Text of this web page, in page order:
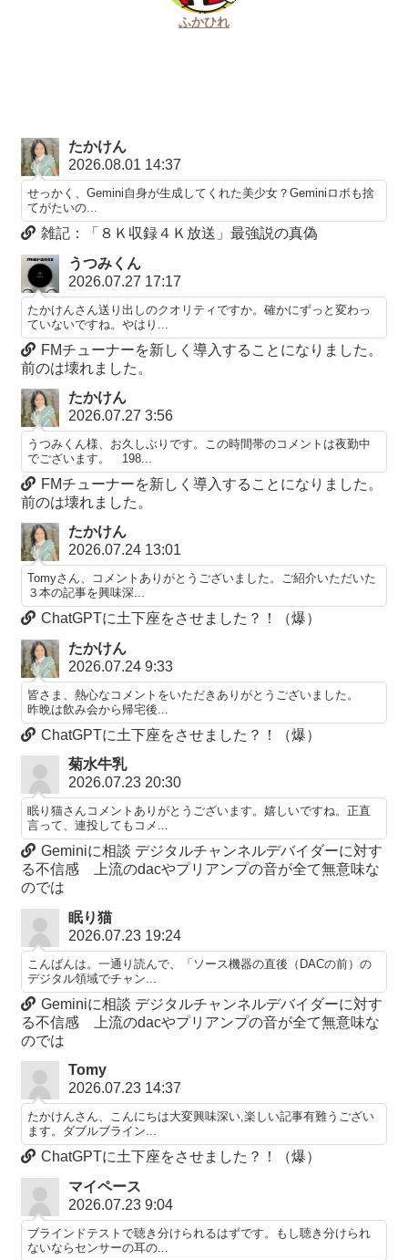
ふかひれ
たかけん
2026.08.01 14:37
せっかく、Gemini自身が生成してくれた美少女？Geminiロボも捨
てがたいの...
雑記：「８Ｋ収録４Ｋ放送」最強説の真偽
うつみくん
2026.07.27 17:17
たかけんさん送り出しのクオリティですか。確かにずっと変わっ
ていないですね。やはり...
FMチューナーを新しく導入することになりました。
前のは壊れました。
たかけん
2026.07.27 3:56
うつみくん様、お久しぶりです。この時間帯のコメントは夜勤中
でございます。 198...
FMチューナーを新しく導入することになりました。
前のは壊れました。
たかけん
2026.07.24 13:01
Tomyさん、コメントありがとうございました。ご紹介いただいた
３本の記事を興味深...
ChatGPTに土下座をさせました？！（爆）
たかけん
2026.07.24 9:33
皆さま、熱心なコメントをいただきありがとうございました。
昨晩は飲み会から帰宅後...
ChatGPTに土下座をさせました？！（爆）
菊水牛乳
2026.07.23 20:30
眠り猫さんコメントありがとうございます。嬉しいですね。正直
言って、連投してもコメ...
Geminiに相談 デジタルチャンネルデバイダーに対す
る不信感 上流のdacやプリアンプの音が全て無意味な
のでは
眠り猫
2026.07.23 19:24
こんばんは。一通り読んで、「ソース機器の直後（DACの前）の
デジタル領域でチャン...
Geminiに相談 デジタルチャンネルデバイダーに対す
る不信感 上流のdacやプリアンプの音が全て無意味な
のでは
Tomy
2026.07.23 14:37
たかけんさん、こんにちは大変興味深い,楽しい記事有難うござい
ます。ダブルブライン...
ChatGPTに土下座をさせました？！（爆）
マイペース
2026.07.23 9:04
ブラインドテストで聴き分けられるはずです。もし聴き分けられ
ないならセンサーの耳の...